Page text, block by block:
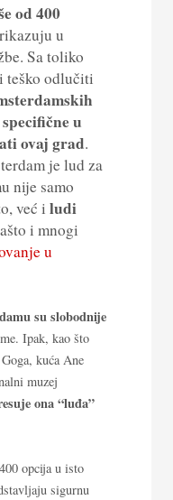
od 400
u
Sa toliko
teško odlučiti
u
ovaj grad.
je lud za
nije samo
već i ludi
i mnogi
u
su slobodnije
Ipak, kao što
kuća Ane
muzej
ona “luđa”
opcija u isto
sigurnu